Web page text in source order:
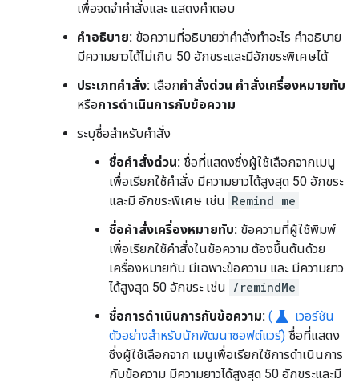
เพื่อจดจำคำสั่งและ แสดงคำตอบ
คำอธิบาย: ข้อความที่อธิบายว่าคำสั่งทำอะไร คำอธิบาย
มีความยาวได้ไม่เกิน 50 อักขระและมีอักขระพิเศษได้
ประเภทคำสั่ง: เลือกคำสั่งด่วน คำสั่งเครื่องหมายทับ
หรือการดำเนินการกับข้อความ
ระบุชื่อสำหรับคำสั่ง
ชื่อคำสั่งด่วน: ชื่อที่แสดงซึ่งผู้ใช้เลือกจากเมนู
เพื่อเรียกใช้คำสั่ง มีความยาวได้สูงสุด 50 อักขระ
และมี อักขระพิเศษ เช่น Remind me
ชื่อคำสั่งเครื่องหมายทับ: ข้อความที่ผู้ใช้พิมพ์
เพื่อเรียกใช้คำสั่งในข้อความ ต้องขึ้นต้นด้วย
เครื่องหมายทับ มีเฉพาะข้อความ และ มีความยาว
ได้สูงสุด 50 อักขระ เช่น /remindMe
ชื่อการดำเนินการกับข้อความ: ( science เวอร์ชัน
ตัวอย่างสำหรับนักพัฒนาซอฟต์แวร์) ชื่อที่แสดง
ซึ่งผู้ใช้เลือกจาก เมนูเพื่อเรียกใช้การดำเนินการ
กับข้อความ มีความยาวได้สูงสุด 50 อักขระและมี